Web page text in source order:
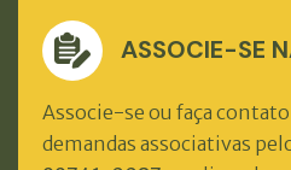
ASSOCIE-SE
Associe-se ou faça contato
demandas associativas